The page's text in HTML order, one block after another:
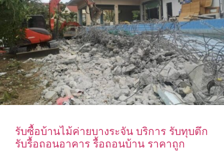
รับซื้อบ้านไม้ค่ายบางระจัน บริการ รับทุบตึก
รับรื้อถอนอาคาร รื้อถอนบ้าน ราคาถูก